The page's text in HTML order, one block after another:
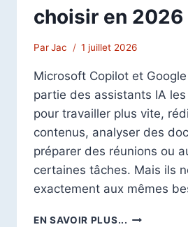
choisir en 2026
ParJac 1 juillet 2026
Microsoft Copilot et
partie des assistants IA
pour travailler plus vite,
contenus, analyser des
préparer des réunions ou
certaines tâches. Mais ils
exactement aux mêmes
EN SAVOIR PLUS... MICROSOFT